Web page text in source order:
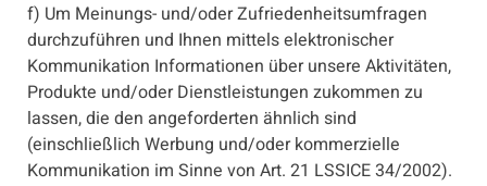
f) Um Meinungs- und/oder Zufriedenheitsumfragen
durchzuführen und Ihnen mittels elektronischer
Kommunikation Informationen über unsere Aktivitäten,
Produkte und/oder Dienstleistungen zukommen zu
lassen, die den angeforderten ähnlich sind
(einschließlich Werbung und/oder kommerzielle
Kommunikation im Sinne von Art. 21 LSSICE 34/2002).